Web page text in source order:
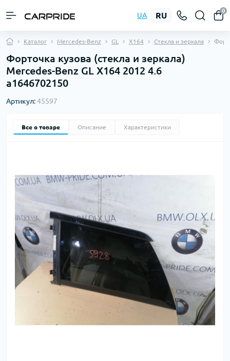
UA RU
0
Каталог Mercedes-Benz GL X164 Стекла и зеркала
Форточка кузова (стекла и зеркала)
Mercedes-Benz GL X164 2012 4.6
a1646702150
Артикул:45597
Все о товаре Описание Характеристики